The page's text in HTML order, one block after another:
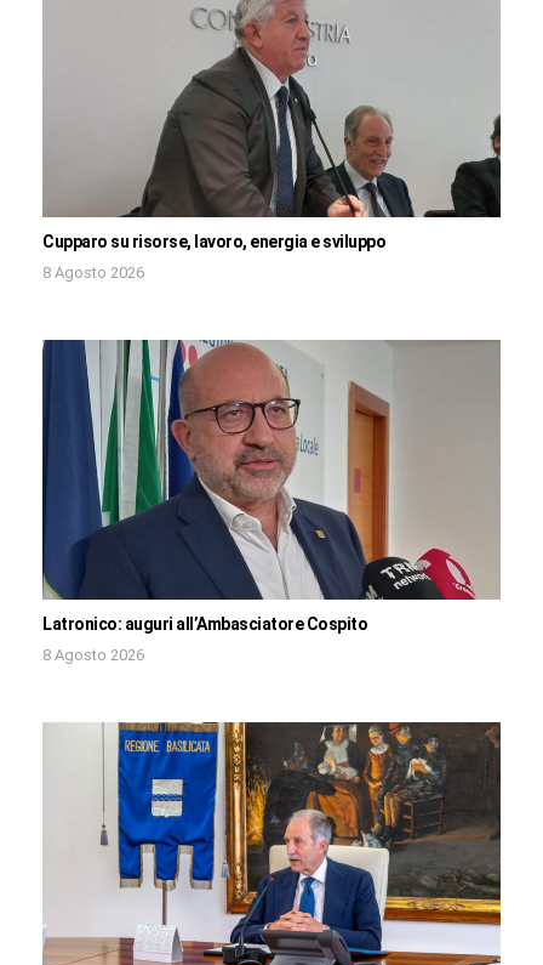
Cupparo su risorse, lavoro, energia e sviluppo
8 Agosto 2026
Latronico: auguri all’Ambasciatore Cospito
8 Agosto 2026